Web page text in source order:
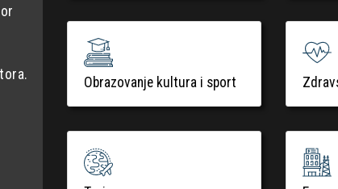
Obrazovanje kultura i sport